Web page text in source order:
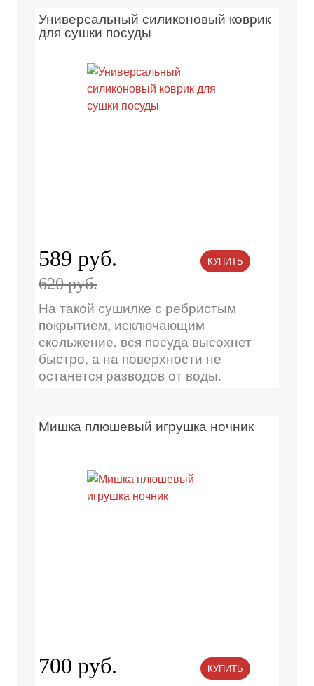
Универсальный силиконовый коврик
для сушки посуды
589 руб.
620 руб.
КУПИТЬ
На такой сушилке с ребристым
покрытием, исключающим
скольжение, вся посуда высохнет
быстро, а на поверхности не
останется разводов от воды.
Мишка плюшевый игрушка ночник
700 руб. КУПИТЬ